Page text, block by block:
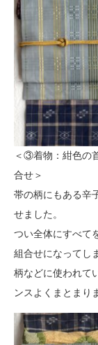
＜③着物：紺色の
合せ＞
帯の柄にもある辛
せました。
つい全体にすべて
組合せになってし
柄などに使われて
ンスよくまとまり